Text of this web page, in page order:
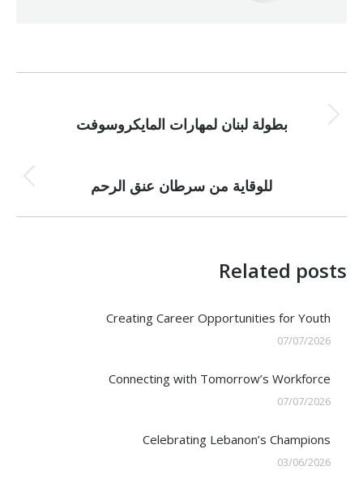
navigation
Previous
للوقاية من سرطان عنق الرحم
Next
بطولة لبنان لمهارات المايكروسوفت
Related posts
Creating Career Opportunities for Youth
07/07/2026
Connecting with Tomorrow’s Workforce
07/07/2026
Celebrating Lebanon’s Champions
03/06/2026